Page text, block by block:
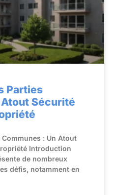
Parties
Sécurité
: Un Atout
Introduction
de nombreux
défis, notamment en